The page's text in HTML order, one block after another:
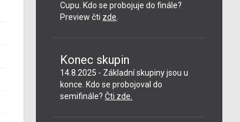
Cupu. Kdo se probojuje do finále?
Preview čti zde.
Konec skupin
14.8.2025 - Základní skupiny jsou u
konce. Kdo se probojoval do
semifinále?Čti zde.